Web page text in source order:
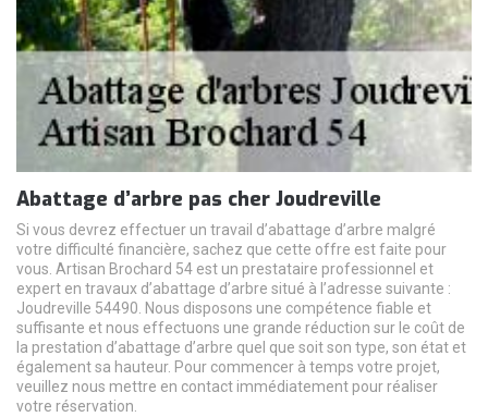
Abattage d’arbre pas cher Joudreville
Si vous devrez effectuer un travail d’abattage d’arbre malgré
votre difficulté financière, sachez que cette offre est faite pour
vous. Artisan Brochard 54 est un prestataire professionnel et
expert en travaux d’abattage d’arbre situé à l’adresse suivante :
Joudreville 54490. Nous disposons une compétence fiable et
suffisante et nous effectuons une grande réduction sur le coût de
la prestation d’abattage d’arbre quel que soit son type, son état et
également sa hauteur. Pour commencer à temps votre projet,
veuillez nous mettre en contact immédiatement pour réaliser
votre réservation.